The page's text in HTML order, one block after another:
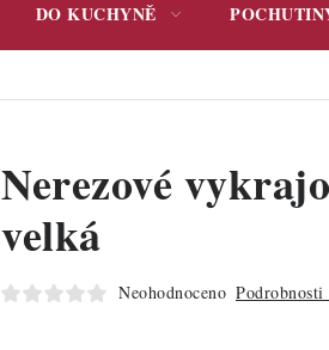
DO KUCHYNĚ
Nerezové
velká
Neohodnoceno Podrobnosti